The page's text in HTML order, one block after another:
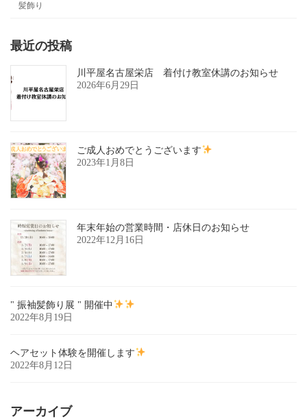
髪飾り
最近の投稿
川平屋名古屋栄店 着付け教室休講のお知らせ
2026年6月29日
ご成人おめでとうございます
2023年1月8日
年末年始の営業時間・店休日のお知らせ
2022年12月16日
" 振袖髪飾り展 " 開催中
2022年8月19日
ヘアセット体験を開催します
2022年8月12日
アーカイブ